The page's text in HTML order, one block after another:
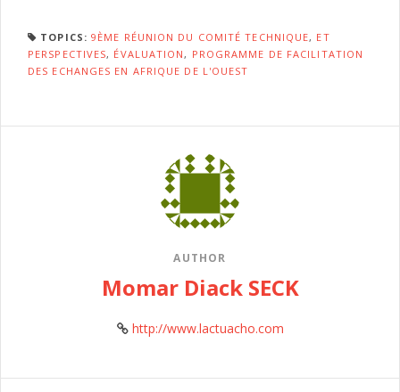
TOPICS: 9ÈME RÉUNION DU COMITÉ TECHNIQUE, ET
PERSPECTIVES, ÉVALUATION, PROGRAMME DE FACILITATION
DES ECHANGES EN AFRIQUE DE L'OUEST
AUTHOR
Momar Diack SECK
http://www.lactuacho.com